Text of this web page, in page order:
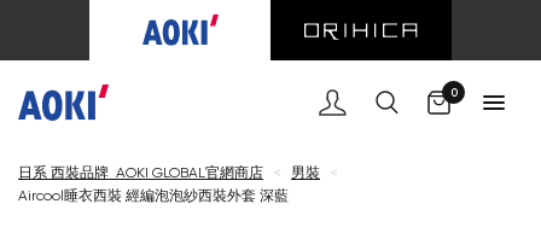
0
日系 西裝品牌 AOKI GLOBAL官網商店 < 男裝
<
Aircool睡衣西裝 經編泡泡紗西裝外套 深藍
購物車